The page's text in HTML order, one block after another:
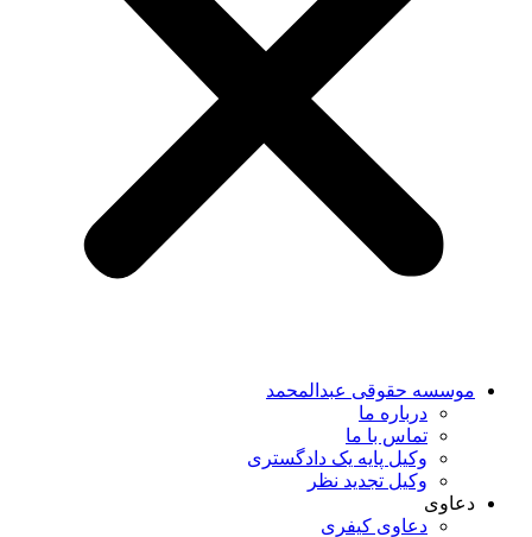
موسسه حقوقی عبدالمحمد
درباره ما
تماس با ما
وکیل پایه یک دادگستری
وکیل تجدید نظر
دعاوی
دعاوی کیفری